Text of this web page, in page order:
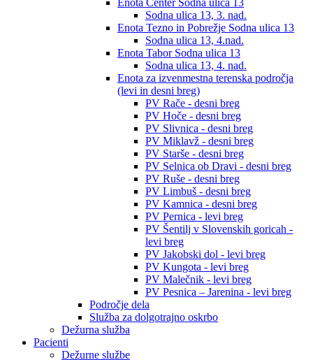
Enota Center Sodna ulica 13
Sodna ulica 13, 3. nad.
Enota Tezno in Pobrežje Sodna ulica 13
Sodna ulica 13, 4.nad.
Enota Tabor Sodna ulica 13
Sodna ulica 13, 4. nad.
Enota za izvenmestna terenska področja
(levi in desni breg)
PV Rače - desni breg
PV Hoče - desni breg
PV Slivnica - desni breg
PV Miklavž - desni breg
PV Starše - desni breg
PV Selnica ob Dravi - desni breg
PV Ruše - desni breg
PV Limbuš - desni breg
PV Kamnica - desni breg
PV Pernica - levi breg
PV Šentilj v Slovenskih goricah -
levi breg
PV Jakobski dol - levi breg
PV Kungota - levi breg
PV Malečnik - levi breg
PV Pesnica – Jarenina - levi breg
Področje dela
Služba za dolgotrajno oskrbo
Dežurna služba
Pacienti
Dežurne službe